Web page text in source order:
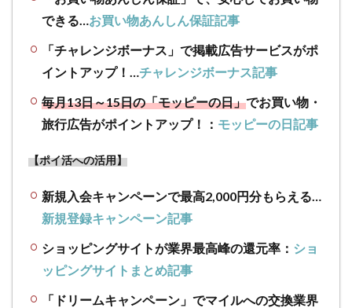
気」
が運
る、
家電
量販
店
2.2
ック
ラ】
マ電
気は
できる…お買い物あんしん保証記事
「チャレンジボーナス」で掲載広告サービスがポ
イントアップ！…チャレンジボーナス記事
毎月13日～15日の「モッピーの日」でお買い物・
旅行広告がポイントアップ！： モッピーの日記事
【ポイ活への活用】
新規入会キャンペーンで最高2,000円分もらえる…
新規登録キャンペーン記事
ショッピングサイトが業界最高峰の還元率： ショ
ッピングサイトまとめ記事
「ドリームキャンペーン」でマイルへの交換業界